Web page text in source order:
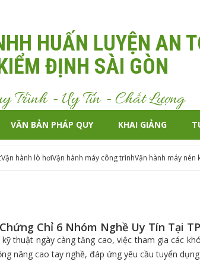
HUẤN LUYỆN AN
ĐỊNH SÀI GÒN
Trình - Uy Tín - Chất Lượng
VĂN BẢN PHÁP QUY KHAI GIẢNG
Vận hành lò hơiVận hành máy công trìnhVận hành máy nén
Chỉ 6 Nhóm Nghề Uy Tín Tại
thuật ngày càng tăng cao, việc tham gia các
nâng cao tay nghề, đáp ứng yêu cầu tuyển